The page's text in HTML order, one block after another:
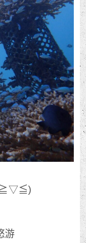
(≧▽≦)
游